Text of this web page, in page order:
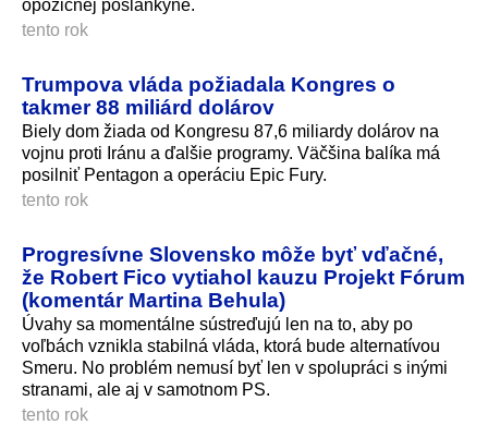
opozičnej poslankyne.
tento rok
Trumpova vláda požiadala Kongres o
takmer 88 miliárd dolárov
Biely dom žiada od Kongresu 87,6 miliardy dolárov na
vojnu proti Iránu a ďalšie programy. Väčšina balíka má
posilniť Pentagon a operáciu Epic Fury.
tento rok
Progresívne Slovensko môže byť vďačné,
že Robert Fico vytiahol kauzu Projekt Fórum
(komentár Martina Behula)
Úvahy sa momentálne sústreďujú len na to, aby po
voľbách vznikla stabilná vláda, ktorá bude alternatívou
Smeru. No problém nemusí byť len v spolupráci s inými
stranami, ale aj v samotnom PS.
tento rok